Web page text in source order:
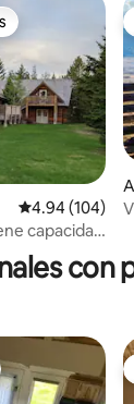
Calificación
4.94 (104)
capacidad
con